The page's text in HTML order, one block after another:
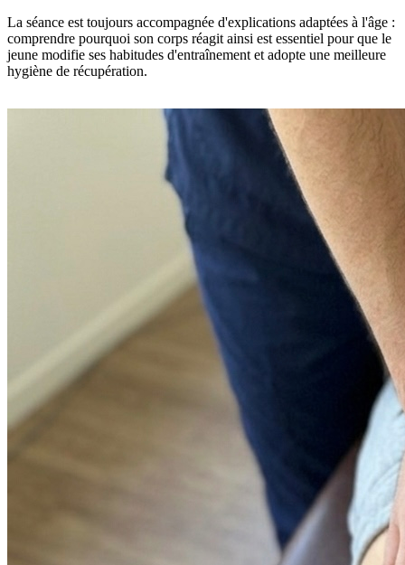
La séance est toujours accompagnée d'explications adaptées à l'âge :
comprendre pourquoi son corps réagit ainsi est essentiel pour que le
jeune modifie ses habitudes d'entraînement et adopte une meilleure
hygiène de récupération.